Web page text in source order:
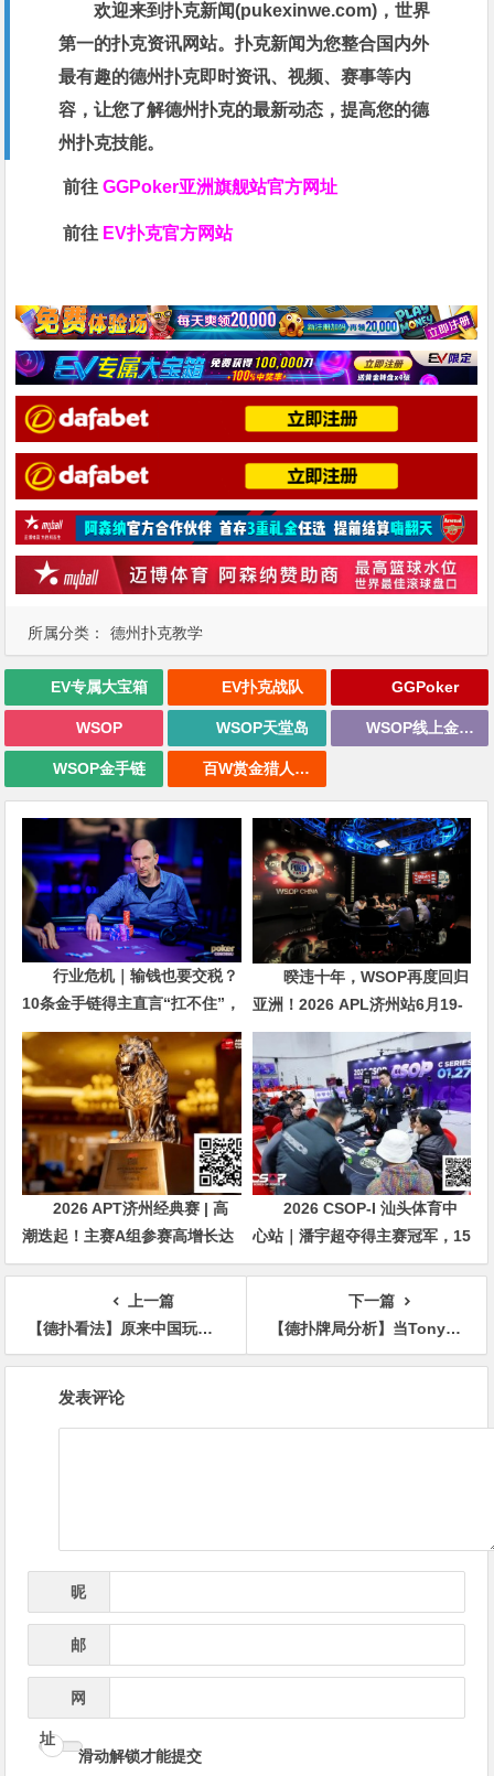
所属分类： 德州扑克教学
欢迎来到扑克新闻(pukexinwe.com)，世界
第一的扑克资讯网站。扑克新闻为您整合国内外
最有趣的德州扑克即时资讯、视频、赛事等内
容，让您了解德州扑克的最新动态，提高您的德
州扑克技能。
前往GGPoker亚洲旗舰站官方网址
前往 EV扑克官方网站
EV专属大宝箱 EV扑克战队 GGPoker
WSOP WSOP天堂岛 WSOP线上金手链
WSOP金手链 百W赏金猎人大奖赛
行业危机｜输钱也要交税？
10条金手链得主直言“扛不住”，
主动砍掉四分之三比赛
暌违十年，WSOP再度回归
亚洲！2026 APL济州站6月19-
28日盛大登场！
2026 APT济州经典赛 | 高
潮迭起！主赛A组参赛高增长达
676人次！中国选手 Tony Lin
逆袭夺超级豪客赛冠军！
2026 CSOP-I 汕头体育中
心站｜潘宇超夺得主赛冠军，15
年扑克路，圆梦CSOP！
上一篇
【德扑看法】原来中国玩家在歪果仁眼里是这种形象！
下一篇
【德扑牌局分析】当Tony G面对100,000美元的诈唬，他会怎么做？
发表评论
昵
邮
网
址
滑动解锁才能提交